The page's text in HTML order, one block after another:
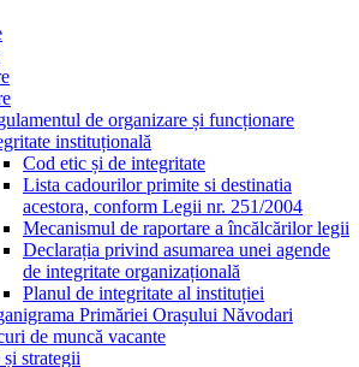
de organizare și funcționare
instituțională
Cod etic și de integritate
Lista cadourilor primite si destinatia
acestora, conform Legii nr. 251/2004
Mecanismul de raportare a încălcărilor legii
Declarația privind asumarea unei agende
de integritate organizațională
Planul de integritate al instituției
Primăriei Orașului Năvodari
de muncă vacante
strategii